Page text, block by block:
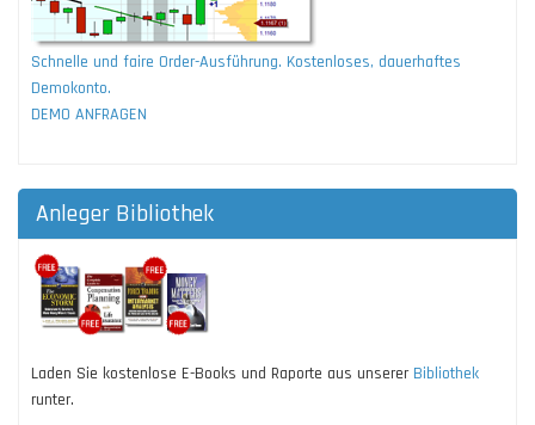
Schnelle und faire Order-Ausführung. Kostenloses, dauerhaftes
Demokonto.
DEMO ANFRAGEN
Anleger Bibliothek
Laden Sie kostenlose E-Books und Raporte aus unserer Bibliothek
runter.